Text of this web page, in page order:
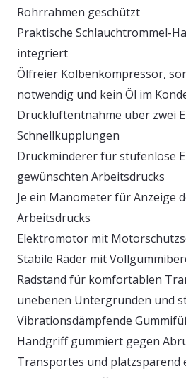
Rohrrahmen geschützt
Praktische Schlauchtrommel-
integriert
Ölfreier Kolbenkompressor,
notwendig und kein Öl im
Druckluftentnahme über zwei
Schnellkupplungen
Druckminderer für stufenlose
gewünschten Arbeitsdrucks
Je ein Manometer für Anzeige
Arbeitsdrucks
Elektromotor mit
Stabile Räder mit
Radstand für komfortablen
unebenen Untergründen und
Vibrationsdämpfende
Handgriff gummiert gegen
Transportes und platzsparend